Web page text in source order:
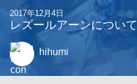
2017年12月4日
レズールアーンについて
hihumi